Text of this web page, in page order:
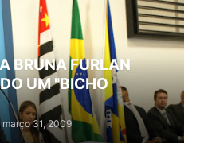
BRUNA FURLAN
UM "BICHO
março 31, 2009